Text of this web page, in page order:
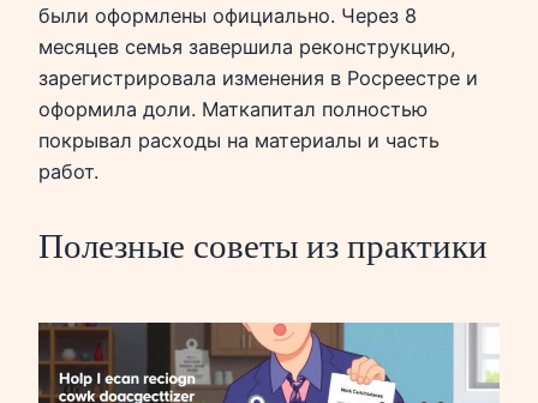
были оформлены официально. Через 8
месяцев семья завершила реконструкцию,
зарегистрировала изменения в Росреестре и
оформила доли. Маткапитал полностью
покрывал расходы на материалы и часть
работ.
Полезные советы из практики